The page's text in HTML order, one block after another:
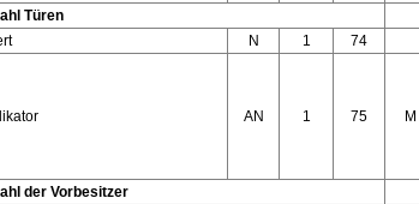
Türen
N 1 74
AN 1 75 M
der Vorbesitzer